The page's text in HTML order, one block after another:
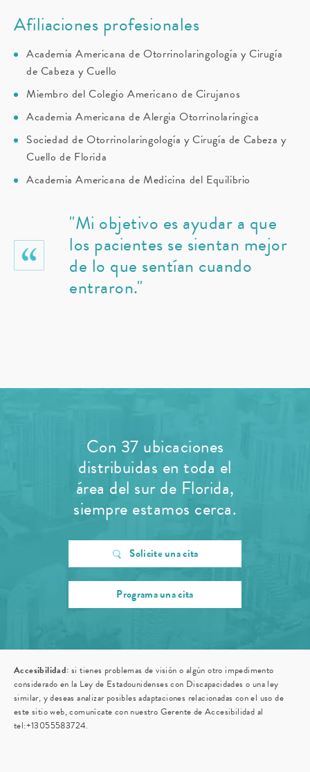
Afiliaciones profesionales
Academia Americana de Otorrinolaringología y Cirugía
de Cabeza y Cuello
Miembro del Colegio Americano de Cirujanos
Academia Americana de Alergia Otorrinolaríngica
Sociedad de Otorrinolaringología y Cirugía de Cabeza y
Cuello de Florida
Academia Americana de Medicina del Equilibrio
"Mi objetivo es ayudar a que
los pacientes se sientan mejor
de lo que sentían cuando
entraron."
Con 37 ubicaciones
distribuidas en toda el
área del sur de Florida,
siempre estamos cerca.
Solicite una cita
Programa una cita
Accesibilidad: si tienes problemas de visión o algún otro impedimento
considerado en la Ley de Estadounidenses con Discapacidades o una ley
similar, y deseas analizar posibles adaptaciones relacionadas con el uso de
este sitio web, comunícate con nuestro Gerente de Accesibilidad al
tel:+13055583724.